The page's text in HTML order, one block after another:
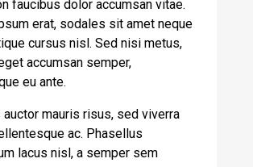
faucibus dolor accumsan vitae.
erat, sodales sit amet neque
cursus nisl. Sed nisi metus,
accumsan semper,
eu ante.
auctor mauris risus, sed viverra
ac. Phasellus
lacus nisl, a semper sem